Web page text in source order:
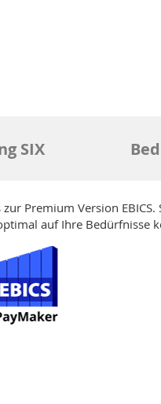
SIX
Premium Version
auf Ihre Bedürfnisse